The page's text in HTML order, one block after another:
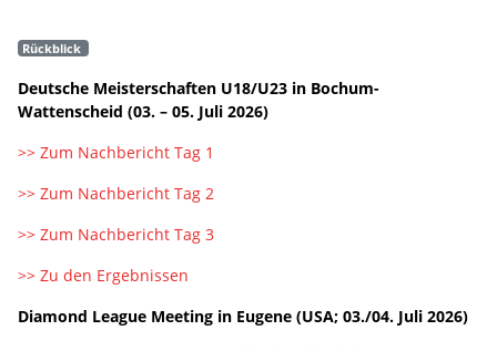
Rückblick
Deutsche Meisterschaften U18/U23 in Bochum-
Wattenscheid (03. – 05. Juli 2026)
>> Zum Nachbericht Tag 1
>> Zum Nachbericht Tag 2
>> Zum Nachbericht Tag 3
>> Zu den Ergebnissen
Diamond League Meeting in Eugene (USA; 03./04. Juli 2026)